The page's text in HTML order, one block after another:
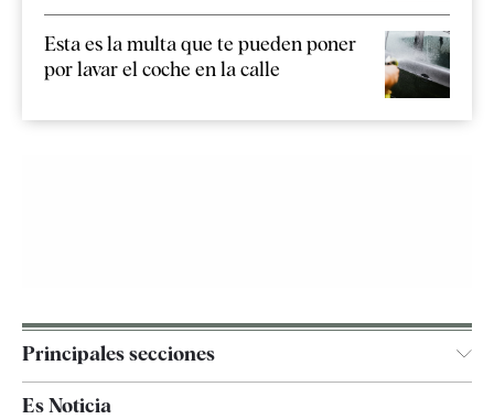
Esta es la multa que te pueden poner
por lavar el coche en la calle
Principales secciones
España
Es Noticia